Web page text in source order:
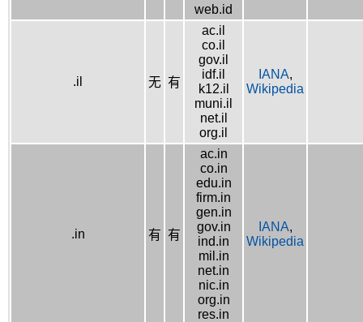
web.id
.il 无 有
ac.il
co.il
gov.il
idf.il
k12.il
muni.il
net.il
org.il
IANA,
Wikipedia
.in 有 有
ac.in
co.in
edu.in
firm.in
gen.in
gov.in
ind.in
mil.in
net.in
nic.in
org.in
res.in
IANA,
Wikipedia